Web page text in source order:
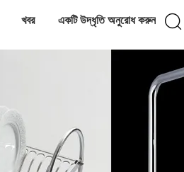
খবর একটি উদ্ধৃতি অনুরোধ করুন